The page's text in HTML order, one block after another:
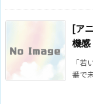
[ア
機感
「
番で